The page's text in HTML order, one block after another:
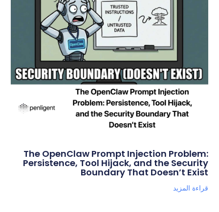
The OpenClaw Prompt Injection Problem:
Persistence, Tool Hijack, and the Security
Boundary That Doesn’t Exist
قراءة المزيد